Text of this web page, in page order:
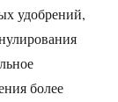
удобрений,
более